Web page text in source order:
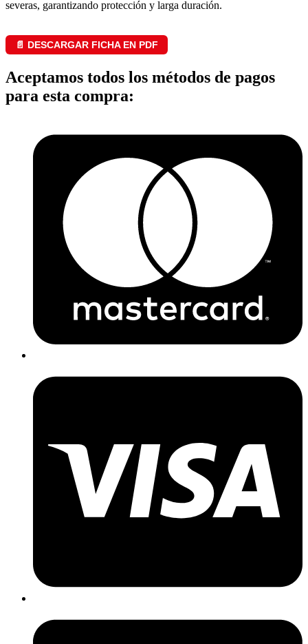
severas, garantizando protección y larga duración.
📄 DESCARGAR FICHA EN PDF
Aceptamos todos los métodos de pagos
para esta compra: